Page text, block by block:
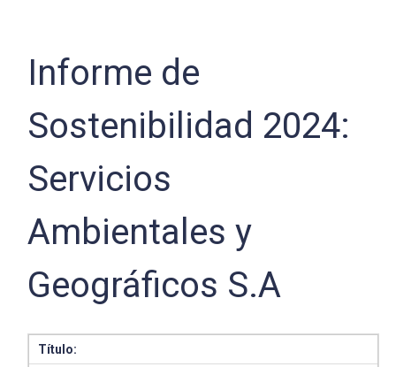
Informe de
Sostenibilidad 2024:
Servicios
Ambientales y
Geográficos S.A
Título: